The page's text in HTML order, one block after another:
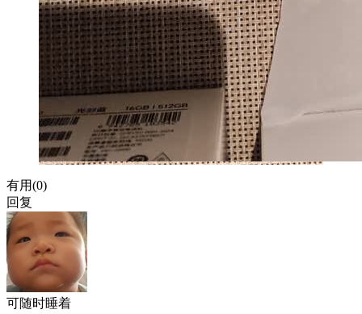
有用(0)
回复
可随时睡着